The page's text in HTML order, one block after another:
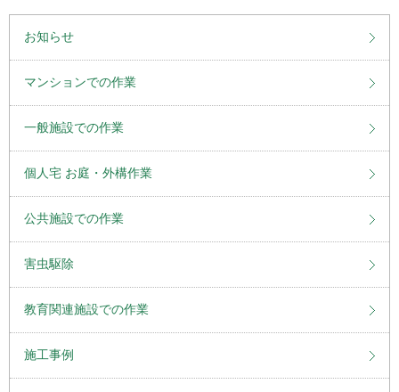
お知らせ
マンションでの作業
一般施設での作業
個人宅 お庭・外構作業
公共施設での作業
害虫駆除
教育関連施設での作業
施工事例